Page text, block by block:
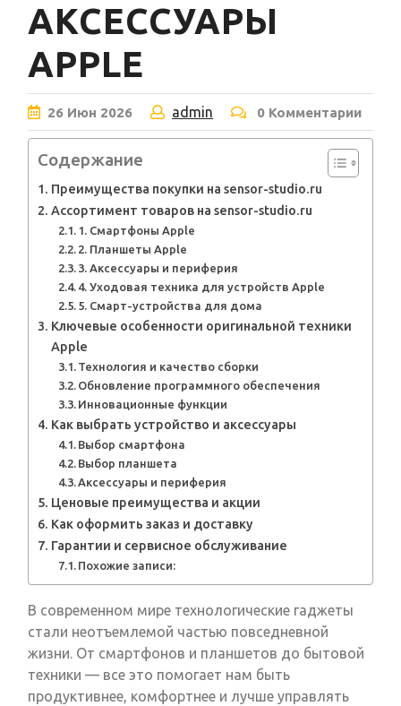
АКСЕССУАРЫ
APPLE
26 Июн 2026 admin 0 Комментарии
Содержание
Преимущества покупки на sensor-studio.ru
Ассортимент товаров на sensor-studio.ru
1. Смартфоны Apple
2. Планшеты Apple
3. Аксессуары и периферия
4. Уходовая техника для устройств Apple
5. Смарт-устройства для дома
Ключевые особенности оригинальной техники
Apple
Технология и качество сборки
Обновление программного обеспечения
Инновационные функции
Как выбрать устройство и аксессуары
Выбор смартфона
Выбор планшета
Аксессуары и периферия
Ценовые преимущества и акции
Как оформить заказ и доставку
Гарантии и сервисное обслуживание
Похожие записи:
В современном мире технологические гаджеты
стали неотъемлемой частью повседневной
жизни. От смартфонов и планшетов до бытовой
техники — все это помогает нам быть
продуктивнее, комфортнее и лучше управлять